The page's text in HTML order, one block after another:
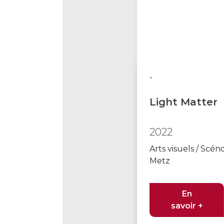
-
Light Matter
2022
Arts visuels /
Metz
En
savoir +